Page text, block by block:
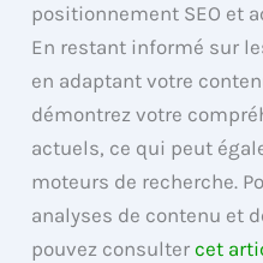
positionnement SEO et
En restant informé sur
en adaptant votre
démontrez votre
actuels, ce qui peut
moteurs de recherche.
analyses de contenu et
pouvez consultercet